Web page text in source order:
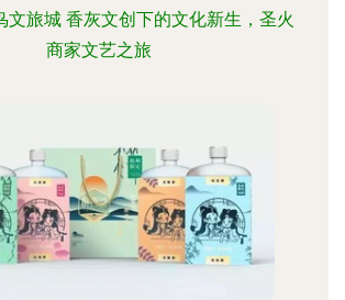
文旅城 香灰文创下的文化新生，圣火
商家文艺之旅